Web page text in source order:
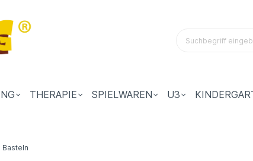
THERAPIE SPIELWAREN U3
Basteln